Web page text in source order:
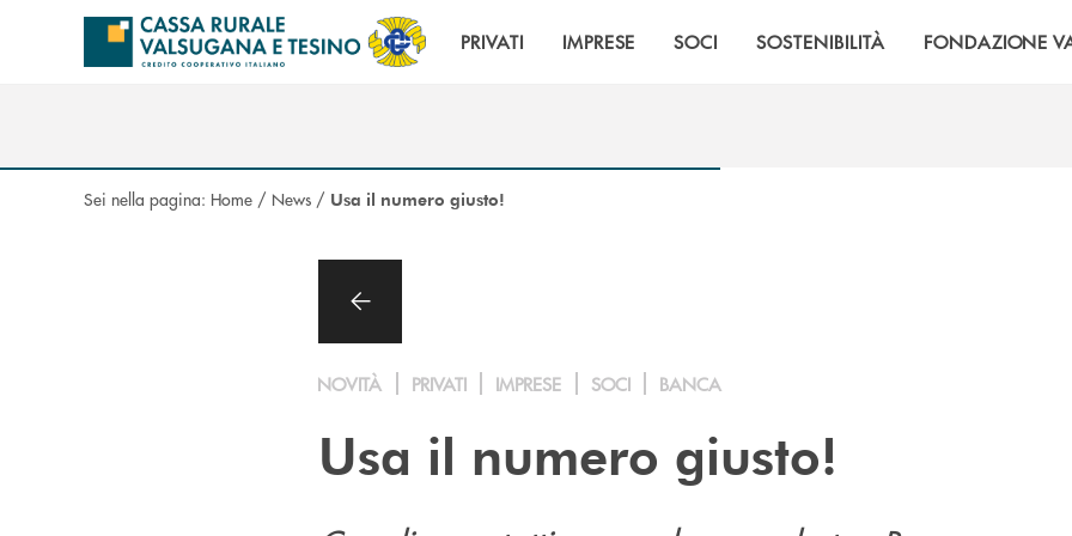
Salta al contenuto principale
PRIVATI IMPRESE SOCI SOSTENIBILITÀ FONDAZIONE
Sei nella pagina: Home / News / Usa il numero giusto!
NOVITÀ PRIVATI IMPRESE SOCI BANCA
Usa il numero giusto!